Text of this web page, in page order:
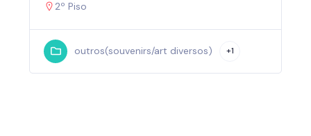
2º Piso
outros(souvenirs/art diversos) +1